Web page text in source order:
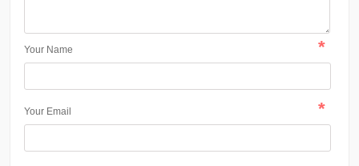
Your Name *
Your Email *